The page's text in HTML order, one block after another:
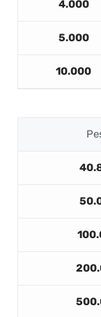
4.000
5.000
10.000